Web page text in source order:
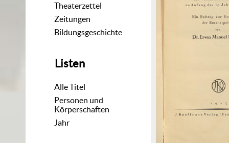
Theaterzettel
Zeitungen
Bildungsgeschichte
Listen
Alle Titel
Personen und
Körperschaften
Jahr